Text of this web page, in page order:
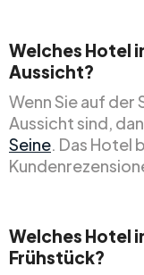
Welches Hotel
Aussicht?
Wenn Sie auf der
Aussicht sind,
Seine . Das
Welches Hotel
Frühstück?